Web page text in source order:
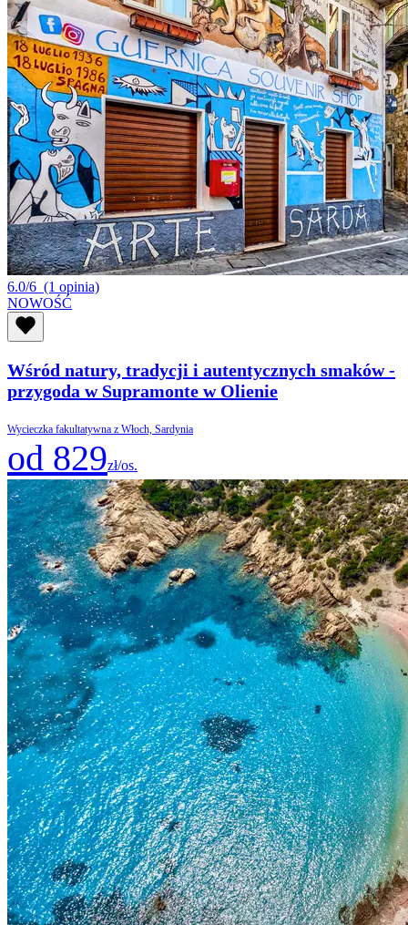
6.0/6 (1 opinia)
NOWOŚĆ
Wśród natury, tradycji i autentycznych smaków -
przygoda w Supramonte w Olienie
Wycieczka fakultatywna z Włoch, Sardynia
od 829zł/os.